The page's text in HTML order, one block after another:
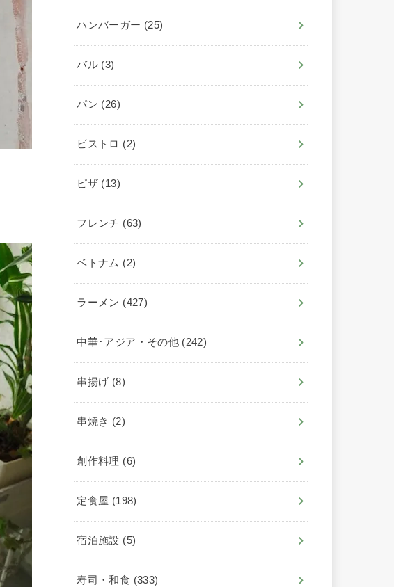
ハンバーガー (25)
バル (3)
パン (26)
ビストロ (2)
ピザ (13)
フレンチ (63)
ベトナム (2)
ラーメン (427)
中華･アジア・その他 (242)
串揚げ (8)
串焼き (2)
創作料理 (6)
定食屋 (198)
宿泊施設 (5)
寿司・和食 (333)